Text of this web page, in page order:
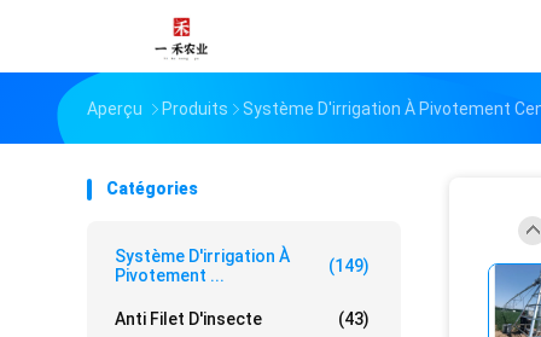
Aperçu Produits Système D'irrigation À Pivotement
Catégories
Système D'irrigation À
Pivotement ...
(149)
Anti Filet D'insecte (43)